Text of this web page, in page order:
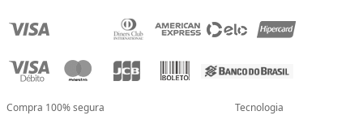
Compra 100% segura Tecnologia